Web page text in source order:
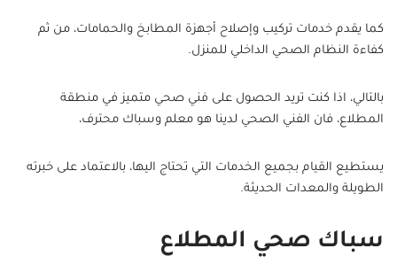
كما يقدم خدمات تركيب وإصلاح أجهزة المطابخ والحمامات، من ثم
كفاءة النظام الصحي الداخلي للمنزل.
بالتالي، اذا كنت تريد الحصول على فني صحي متميز في منطقة
المطلاع، فان الفني الصحي لدينا هو معلم وسباك محترف،
يستطيع القيام بجميع الخدمات التي تحتاج اليها، بالاعتماد على خبرته
الطويلة والمعدات الحديثة.
سباك صحي المطلاع